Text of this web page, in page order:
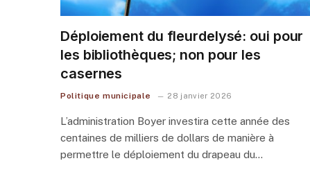
Déploiement du fleurdelysé: oui pour
les bibliothèques; non pour les
casernes
Politique municipale 28 janvier 2026
L’administration Boyer investira cette année des
centaines de milliers de dollars de manière à
permettre le déploiement du drapeau du…